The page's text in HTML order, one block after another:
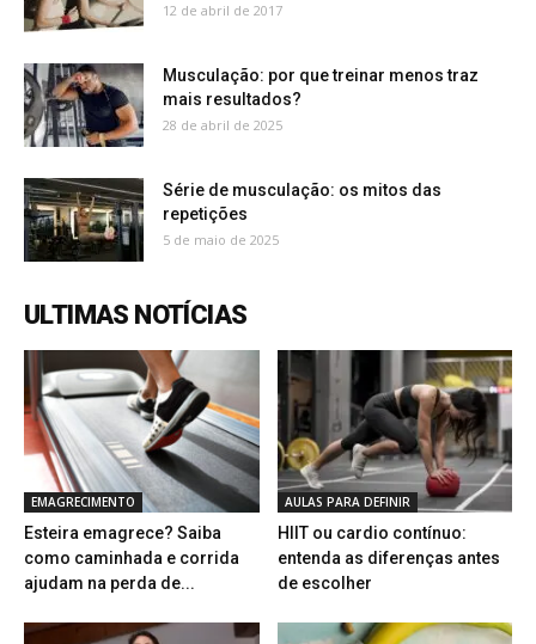
12 de abril de 2017
Musculação: por que treinar menos traz
mais resultados?
28 de abril de 2025
Série de musculação: os mitos das
repetições
5 de maio de 2025
ULTIMAS NOTÍCIAS
EMAGRECIMENTO
Esteira emagrece? Saiba
como caminhada e corrida
ajudam na perda de...
AULAS PARA DEFINIR
HIIT ou cardio contínuo:
entenda as diferenças antes
de escolher